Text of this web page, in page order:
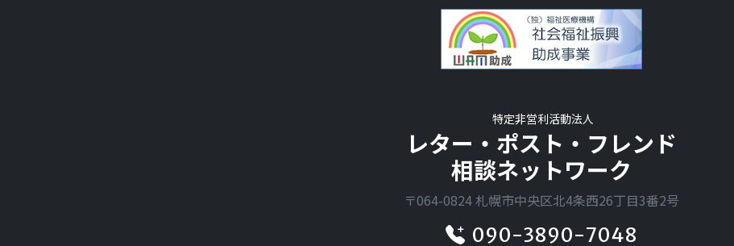
特定非営利活動法人
レター・ポスト・フレンド
相談ネットワーク
〒064-0824 札幌市中央区北4条西26丁目3番2号
090-3890-7048